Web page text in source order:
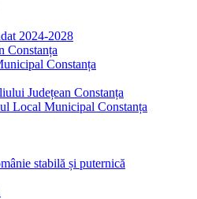
2024-2028
Constanța
Constanța
Județean Constanța
Local Municipal Constanța
stabilă și puternică